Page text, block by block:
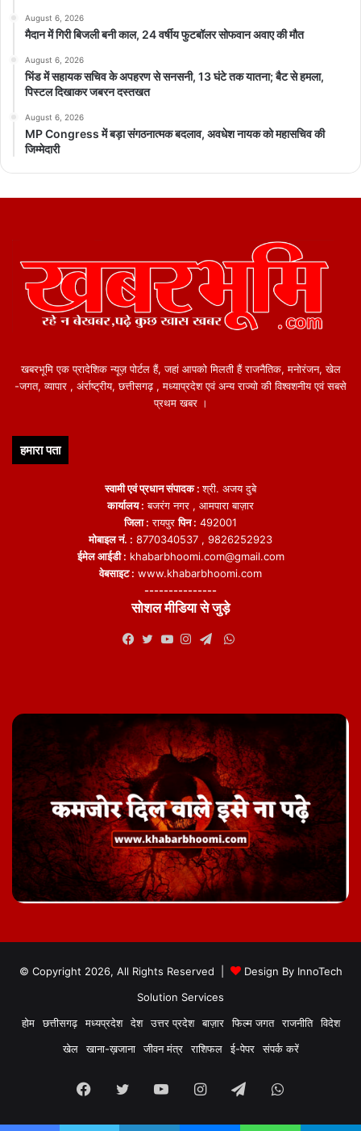
August 6, 2026
मैदान में गिरी बिजली बनी काल, 24 वर्षीय फुटबॉलर सोफवान अवाए की मौत
August 6, 2026
भिंड में सहायक सचिव के अपहरण से सनसनी, 13 घंटे तक यातना; बैट से हमला,
पिस्टल दिखाकर जबरन दस्तखत
August 6, 2026
MP Congress में बड़ा संगठनात्मक बदलाव, अवधेश नायक को महासचिव की
जिम्मेदारी
खबरभूमि एक प्रादेशिक न्यूज़ पोर्टल हैं, जहां आपको मिलती हैं राजनैतिक, मनोरंजन, खेल
-जगत, व्यापार , अंर्राष्ट्रीय, छत्तीसगढ़ , मध्याप्रदेश एवं अन्य राज्यो की विश्वशनीय एवं सबसे
प्रथम खबर ।
हमारा पता
स्वामी एवं प्रधान संपादक :श्री. अजय दुबे
कार्यालय : बजरंग नगर , आमपारा बाज़ार
जिला : रायपुरपिन : 492001
मोबाइल नं. : 8770340537 , 9826252923
ईमेल आईडी : khabarbhoomi.com@gmail.com
वेबसाइट : www.khabarbhoomi.com
---------------
सोशल मीडिया से जुड़े
WhatsApp
© Copyright 2026, All Rights Reserved | Design By InnoTech
Solution Services
होम
छत्तीसगढ़ मध्यप्रदेश देश उत्तर प्रदेश बाज़ार फिल्म जगत राजनीति
विदेश
खेल
खाना-ख़जाना जीवन मंत्र राशिफल ई-पेपर संपर्क करें
Facebook
TwitterYouTubeInstagram
TelegramWhatsApp